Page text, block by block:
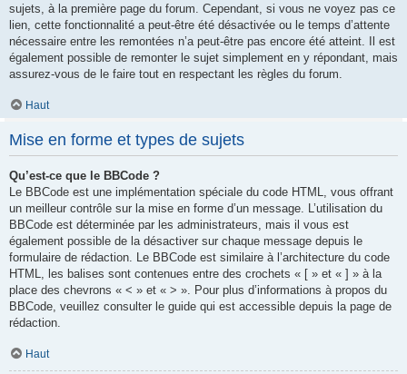
sujets, à la première page du forum. Cependant, si vous ne voyez pas ce
lien, cette fonctionnalité a peut-être été désactivée ou le temps d’attente
nécessaire entre les remontées n’a peut-être pas encore été atteint. Il est
également possible de remonter le sujet simplement en y répondant, mais
assurez-vous de le faire tout en respectant les règles du forum.
Haut
Mise en forme et types de sujets
Qu’est-ce que le BBCode ?
Le BBCode est une implémentation spéciale du code HTML, vous offrant
un meilleur contrôle sur la mise en forme d’un message. L’utilisation du
BBCode est déterminée par les administrateurs, mais il vous est
également possible de la désactiver sur chaque message depuis le
formulaire de rédaction. Le BBCode est similaire à l’architecture du code
HTML, les balises sont contenues entre des crochets « [ » et « ] » à la
place des chevrons « < » et « > ». Pour plus d’informations à propos du
BBCode, veuillez consulter le guide qui est accessible depuis la page de
rédaction.
Haut